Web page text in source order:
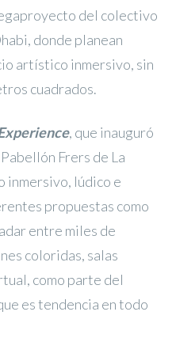
del colectivo
donde planean
artístico inmersivo, sin
cuadrados.
, que inauguró
Frers de La
inmersivo, lúdico e
propuestas como
entre miles de
coloridas, salas
como parte del
es tendencia en todo